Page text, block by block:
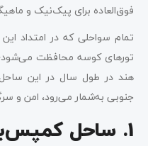
فوق‌العاده برای پیک‌نیک و
تمام سواحلی که در امتداد
تورهای کوسه محافظت می‌شود؛
هند در طول سال در این
جنوبی به‌شمار می‌رود، امن و
1. ساحل کمپس‌بی، کیپ تاون